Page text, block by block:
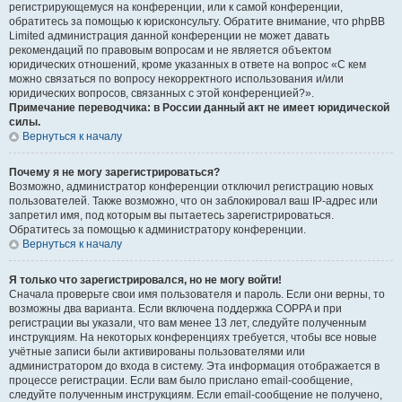
регистрирующемуся на конференции, или к самой конференции,
обратитесь за помощью к юрисконсульту. Обратите внимание, что phpBB
Limited администрация данной конференции не может давать
рекомендаций по правовым вопросам и не является объектом
юридических отношений, кроме указанных в ответе на вопрос «С кем
можно связаться по вопросу некорректного использования и/или
юридических вопросов, связанных с этой конференцией?».
Примечание переводчика: в России данный акт не имеет юридической
силы.
Вернуться к началу
Почему я не могу зарегистрироваться?
Возможно, администратор конференции отключил регистрацию новых
пользователей. Также возможно, что он заблокировал ваш IP-адрес или
запретил имя, под которым вы пытаетесь зарегистрироваться.
Обратитесь за помощью к администратору конференции.
Вернуться к началу
Я только что зарегистрировался, но не могу войти!
Сначала проверьте свои имя пользователя и пароль. Если они верны, то
возможны два варианта. Если включена поддержка COPPA и при
регистрации вы указали, что вам менее 13 лет, следуйте полученным
инструкциям. На некоторых конференциях требуется, чтобы все новые
учётные записи были активированы пользователями или
администратором до входа в систему. Эта информация отображается в
процессе регистрации. Если вам было прислано email-сообщение,
следуйте полученным инструкциям. Если email-сообщение не получено,